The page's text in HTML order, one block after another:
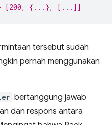
[200, {...}, [...]]
tersebut sudah
pernah menggunakan
bertanggung jawab
dan respons antara